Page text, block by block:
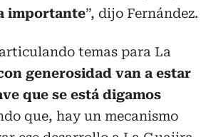
importante”, dijo Fernández.
temas para La
generosidad van a estar
que se está digamos
que, hay un mecanismo